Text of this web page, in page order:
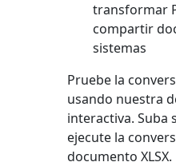
transformar
compartir
sistemas
Pruebe la
usando nuestra
interactiva. Suba
ejecute la
documento